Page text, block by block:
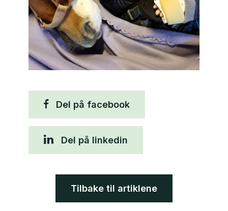
Del på facebook
Del på linkedin
Tilbake til artiklene